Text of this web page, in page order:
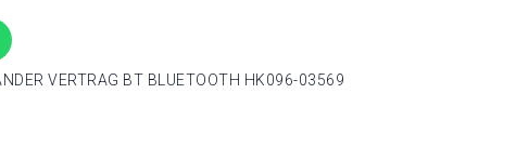
VERTRAG BT BLUETOOTH HK096-03569